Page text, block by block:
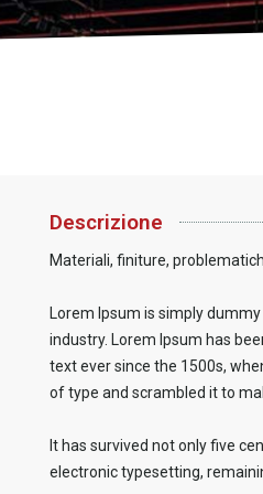
Descrizione
Materiali, finiture,
Lorem Ipsum is simply
industry. Lorem Ipsum has
text ever since the 1500s,
of type and scrambled it to
It has survived not only five
electronic typesetting,